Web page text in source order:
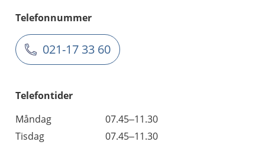
Telefonnummer
021-17 33 60
Telefontider
Måndag
07.45–11.30
Tisdag
07.45–11.30